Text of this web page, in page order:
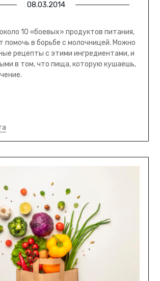
08.03.2014
10 «боевых» продуктов питания,
помочь в борьбе с молочницей. Можно
рецепты с этими ингредиентами, и
в том, что пища, которую кушаешь,